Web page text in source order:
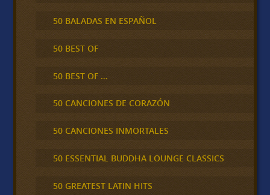
50 BALADAS EN ESPAÑOL
50 BEST OF
50 BEST OF …
50 CANCIONES DE CORAZÓN
50 CANCIONES INMORTALES
50 ESSENTIAL BUDDHA LOUNGE CLASSICS
50 GREATEST LATIN HITS